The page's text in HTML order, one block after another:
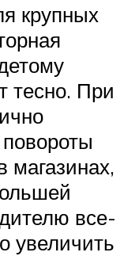
крупных
тесно. При
магазинах,
все-
увеличить